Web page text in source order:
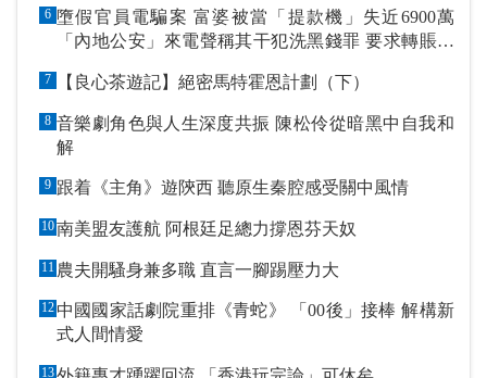
6 墮假官員電騙案 富婆被當「提款機」失近6900萬
「內地公安」來電聲稱其干犯洗黑錢罪 要求轉賬到
7 【良心茶遊記】絕密馬特霍恩計劃（下）
8 音樂劇角色與人生深度共振 陳松伶從暗黑中自我和
解
9 跟着《主角》遊陝西 聽原生秦腔感受關中風情
10 南美盟友護航 阿根廷足總力撐恩芬天奴
11 農夫開騷身兼多職 直言一腳踢壓力大
12 中國國家話劇院重排《青蛇》 「00後」接棒 解構新
式人間情愛
13